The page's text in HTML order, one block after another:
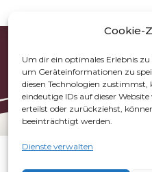
Cookie-
Um dir ein optimales Erlebnis
um Geräteinformationen zu
diesen Technologien
eindeutige IDs auf dieser
erteilst oder zurückziehst,
beeinträchtigt werden.
Dienste verwalten